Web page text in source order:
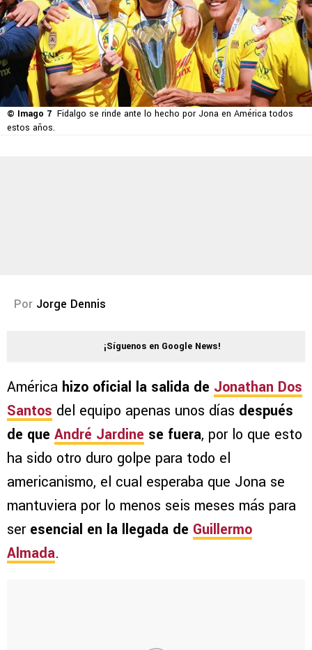
© Imago 7 Fidalgo se rinde ante lo hecho por Jona en América todos
estos años.
Por Jorge Dennis
¡Síguenos en Google News!
América hizo oficial la salida de Jonathan Dos
Santos del equipo apenas unos días después
de que André Jardine se fuera, por lo que esto
ha sido otro duro golpe para todo el
americanismo, el cual esperaba que Jona se
mantuviera por lo menos seis meses más para
ser esencial en la llegada de Guillermo
Almada.